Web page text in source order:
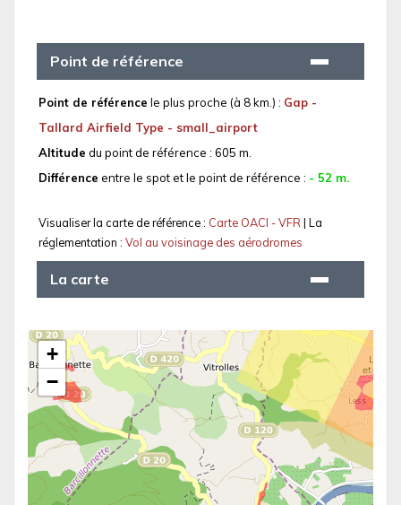
Point de référence
Point de référence le plus proche (à 8 km.) : Gap -
Tallard Airfield Type - small_airport
Altitude du point de référence : 605 m.
Différence entre le spot et le point de référence : - 52 m.
Visualiser la carte de référence : Carte OACI - VFR| La
réglementation : Vol au voisinage des aérodromes
La carte